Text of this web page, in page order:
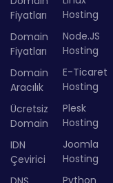
Fiyatları
Domain
Fiyatları
Domain
Aracılık
Ücretsiz
Domain
IDN
Çevirici
Hosting
Node.JS
Hosting
E-Ticaret
Hosting
Plesk
Hosting
Joomla
Hosting